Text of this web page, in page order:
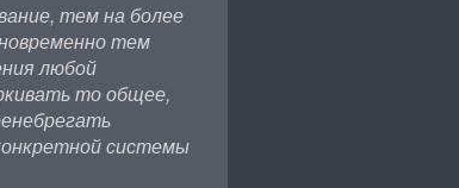
тем на более
тем
любой
то общее,
системы